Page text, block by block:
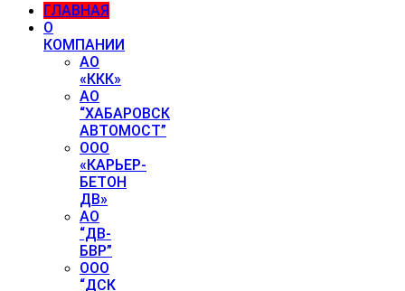
ГЛАВНАЯ
О
КОМПАНИИ
АО
«ККК»
АО
“ХАБАРОВСК
АВТОМОСТ”
ООО
«КАРЬЕР-
БЕТОН
ДВ»
АО
“ДВ-
БВР”
ООО
“ДСК